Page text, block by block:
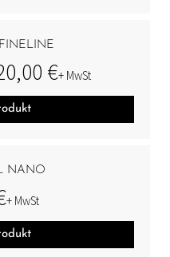
€+ MwSt
NANO
+ MwSt